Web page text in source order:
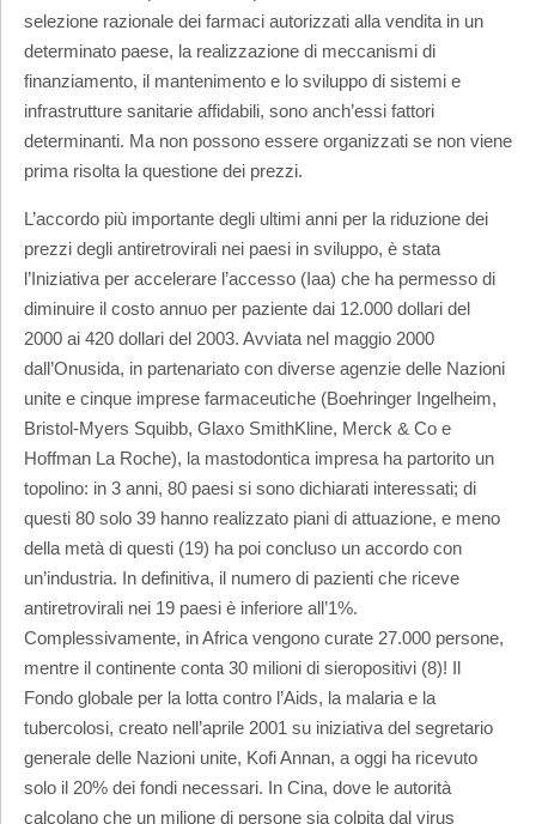
selezione razionale dei farmaci autorizzati alla vendita in un
determinato paese, la realizzazione di meccanismi di
finanziamento, il mantenimento e lo sviluppo di sistemi e
infrastrutture sanitarie affidabili, sono anch’essi fattori
determinanti. Ma non possono essere organizzati se non viene
prima risolta la questione dei prezzi.
L’accordo più importante degli ultimi anni per la riduzione dei
prezzi degli antiretrovirali nei paesi in sviluppo, è stata
l’Iniziativa per accelerare l’accesso (Iaa) che ha permesso di
diminuire il costo annuo per paziente dai 12.000 dollari del
2000 ai 420 dollari del 2003. Avviata nel maggio 2000
dall’Onusida, in partenariato con diverse agenzie delle Nazioni
unite e cinque imprese farmaceutiche (Boehringer Ingelheim,
Bristol-Myers Squibb, Glaxo SmithKline, Merck & Co e
Hoffman La Roche), la mastodontica impresa ha partorito un
topolino: in 3 anni, 80 paesi si sono dichiarati interessati; di
questi 80 solo 39 hanno realizzato piani di attuazione, e meno
della metà di questi (19) ha poi concluso un accordo con
un’industria. In definitiva, il numero di pazienti che riceve
antiretrovirali nei 19 paesi è inferiore all’1%.
Complessivamente, in Africa vengono curate 27.000 persone,
mentre il continente conta 30 milioni di sieropositivi (8)! Il
Fondo globale per la lotta contro l’Aids, la malaria e la
tubercolosi, creato nell’aprile 2001 su iniziativa del segretario
generale delle Nazioni unite, Kofi Annan, a oggi ha ricevuto
solo il 20% dei fondi necessari. In Cina, dove le autorità
calcolano che un milione di persone sia colpita dal virus